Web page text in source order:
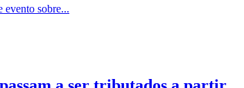
evento sobre...